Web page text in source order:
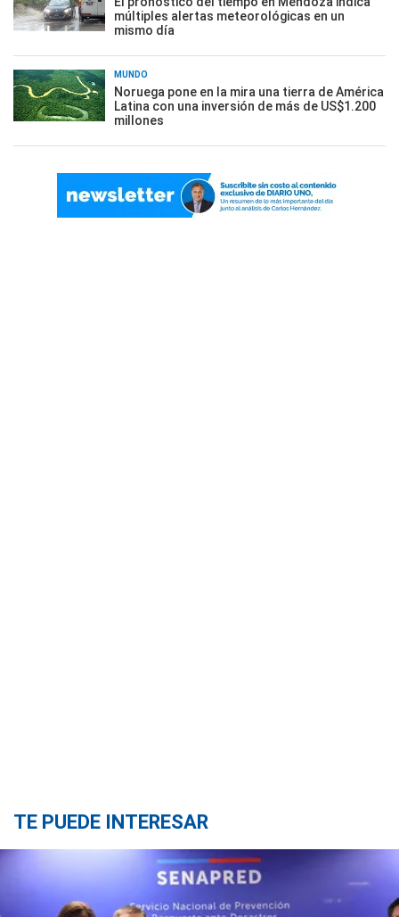
múltiples alertas meteorológicas en un
mismo día
MUNDO
Noruega pone en la mira una tierra de América
Latina con una inversión de más de US$1.200
millones
TE PUEDE INTERESAR